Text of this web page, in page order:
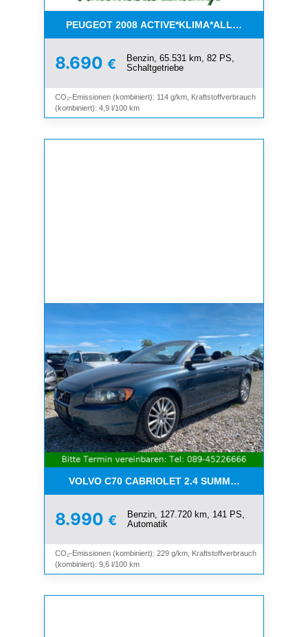
PEUGEOT 2008
8.690 €
Benzin, 65.531 km, 82 PS,
Schaltgetriebe
CO₂-Emissionen (kombiniert): 114 g/km, Kraftstoffverbrauch
(kombiniert): 4,9 l/100 km
VOLVO C70 CABRIOLET 2.4
8.990 €
Benzin, 127.720 km, 141 PS,
Automatik
CO₂-Emissionen (kombiniert): 229 g/km, Kraftstoffverbrauch
(kombiniert): 9,6 l/100 km